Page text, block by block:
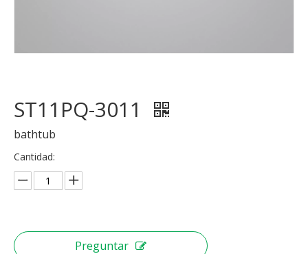
ST11PQ-3011
bathtub
Cantidad:
Preguntar